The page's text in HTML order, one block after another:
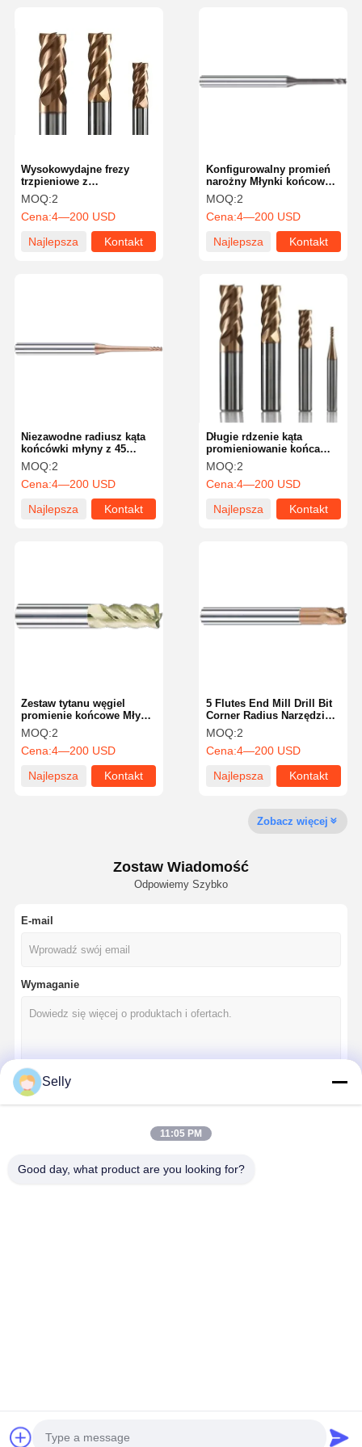
Kontrola
Skontaktuj
Aktualności Sprawy
wiertarka z węglem stałym
Wiertła do broni
BTA Wykopywanie
wiertło
Konfigurowalny promień
narożny Młynki końcowe
cztery flety długą długość
życia
MOQ:2
Cena:4—200 USD
Najlepsza
Kontakt
Wysokowydajne frezy
trzpieniowe z
zaokrąglonym narożem,
standardowe, 4-ostrzowe
MOQ:2
Cena:4—200 USD
Najlepsza
Kontakt
Długie rdzenie kąta
promieniowanie końca
Młyny 45 stopni kąt
spiralny dla precyzyjnych
operacji frezowania
MOQ:2
Cena:4—200 USD
Najlepsza
Kontakt
Niezawodne radiusz kąta
końcówki młyny z 45
stopni kąt spiralny
dostosowany
MOQ:2
Cena:4—200 USD
Najlepsza
Kontakt
5 Flutes End Mill Drill Bit
Corner Radius Narzędzie
frezowe wysokiej
wydajności
MOQ:2
Cena:4—200 USD
Najlepsza
Kontakt
Zestaw tytanu węgiel
promienie końcowe Młyny
dla 4 fletów węgiel węzła
frezowania
MOQ:2
Cena:4—200 USD
Najlepsza
Kontakt
Zobacz więcej
Zostaw Wiadomość
Odpowiemy Szybko
E-mail
Wymaganie
Nasze Kategorie
Selly
11:05 PM
Good day, what product are you looking for?